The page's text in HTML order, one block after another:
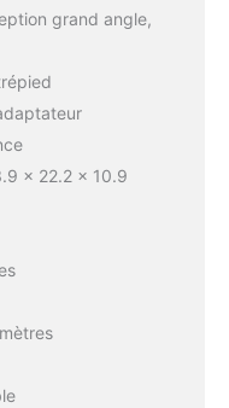
grand angle,
x 22.2 x 10.9